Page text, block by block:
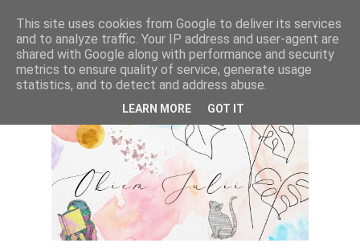
This site uses cookies from Google to deliver its services
and to analyze traffic. Your IP address and user-agent are
shared with Google along with performance and security
metrics to ensure quality of service, generate usage
statistics, and to detect and address abuse.
LEARN MORE GOT IT